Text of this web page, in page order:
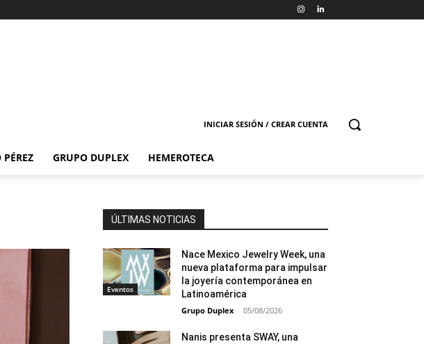
INICIAR SESIÓN / CREAR CUENTA
GRUPO DUPLEX HEMEROTECA
ÚLTIMAS NOTICIAS
Eventos
Nace Mexico Jewelry Week, una
nueva plataforma para impulsar
la joyería contemporánea en
Latinoamérica
Grupo Duplex - 05/08/2026
Nanis presenta SWAY, una